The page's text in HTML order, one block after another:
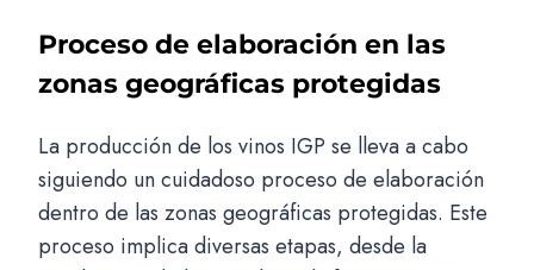
Proceso de elaboración en las
zonas geográficas protegidas
La producción de los vinos IGP se lleva a cabo
siguiendo un cuidadoso proceso de elaboración
dentro de las zonas geográficas protegidas. Este
proceso implica diversas etapas, desde la